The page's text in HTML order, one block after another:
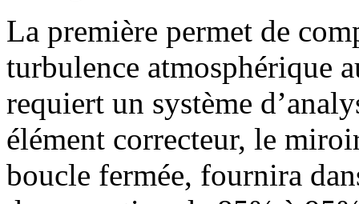
La première permet de
turbulence atmosphérique
requiert un système
élément correcteur, le
boucle fermée, fournira